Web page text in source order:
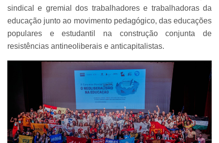
sindical e gremial dos trabalhadores e trabalhadoras da
educação junto ao movimento pedagógico, das educações
populares e estudantil na construção conjunta de
resistências antineoliberais e anticapitalistas.